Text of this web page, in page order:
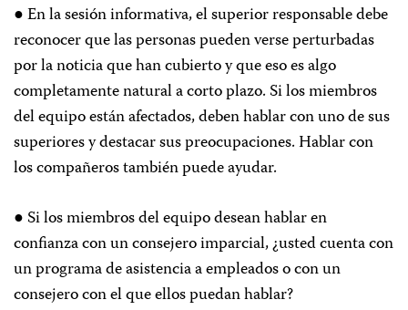
● En la sesión informativa, el superior responsable debe
reconocer que las personas pueden verse perturbadas
por la noticia que han cubierto y que eso es algo
completamente natural a corto plazo. Si los miembros
del equipo están afectados, deben hablar con uno de sus
superiores y destacar sus preocupaciones. Hablar con
los compañeros también puede ayudar.
● Si los miembros del equipo desean hablar en
confianza con un consejero imparcial, ¿usted cuenta con
un programa de asistencia a empleados o con un
consejero con el que ellos puedan hablar?